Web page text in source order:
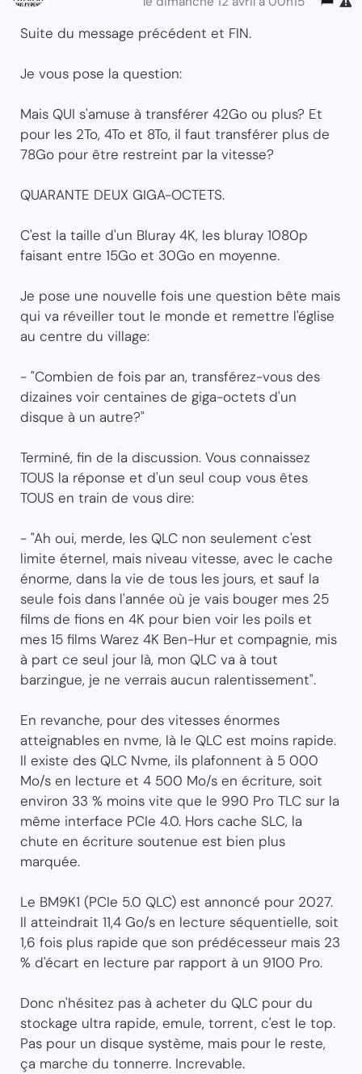
Suite du message précédent et FIN.
Je vous pose la question:
Mais QUI s'amuse à transférer 42Go ou plus? Et
pour les 2To, 4To et 8To, il faut transférer plus de
78Go pour être restreint par la vitesse?
QUARANTE DEUX GIGA-OCTETS.
C'est la taille d'un Bluray 4K, les bluray 1080p
faisant entre 15Go et 30Go en moyenne.
Je pose une nouvelle fois une question bête mais
qui va réveiller tout le monde et remettre l'église
au centre du village:
- "Combien de fois par an, transférez-vous des
dizaines voir centaines de giga-octets d'un
disque à un autre?"
Terminé, fin de la discussion. Vous connaissez
TOUS la réponse et d'un seul coup vous êtes
TOUS en train de vous dire:
- "Ah oui, merde, les QLC non seulement c'est
limite éternel, mais niveau vitesse, avec le cache
énorme, dans la vie de tous les jours, et sauf la
seule fois dans l'année où je vais bouger mes 25
films de fions en 4K pour bien voir les poils et
mes 15 films Warez 4K Ben-Hur et compagnie, mis
à part ce seul jour là, mon QLC va à tout
barzingue, je ne verrais aucun ralentissement".
En revanche, pour des vitesses énormes
atteignables en nvme, là le QLC est moins rapide.
Il existe des QLC Nvme, ils plafonnent à 5 000
Mo/s en lecture et 4 500 Mo/s en écriture, soit
environ 33 % moins vite que le 990 Pro TLC sur la
même interface PCIe 4.0. Hors cache SLC, la
chute en écriture soutenue est bien plus
marquée.
Le BM9K1 (PCIe 5.0 QLC) est annoncé pour 2027.
Il atteindrait 11,4 Go/s en lecture séquentielle, soit
1,6 fois plus rapide que son prédécesseur mais 23
% d'écart en lecture par rapport à un 9100 Pro.
Donc n'hésitez pas à acheter du QLC pour du
stockage ultra rapide, emule, torrent, c'est le top.
Pas pour un disque système, mais pour le reste,
ça marche du tonnerre. Increvable.